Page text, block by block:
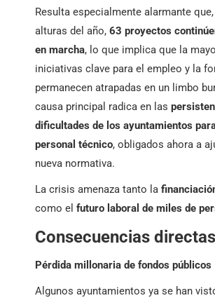
Resulta especialmente alarmante
alturas del año, 63 proyectos
en marcha, lo que implica que la
iniciativas clave para el empleo y la
permanecen atrapadas en un limbo
causa principal radica en las
dificultades de los ayuntamientos
personal técnico, obligados ahora a
nueva normativa.
La crisis amenaza tanto la
como el futuro laboral de miles de
Consecuencias directas
Pérdida millonaria de fondos públicos
Algunos ayuntamientos ya se han